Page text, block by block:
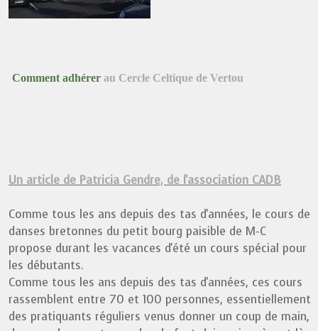
Comment adhérer au Cercle Celtique de Vertou
Un article de Patricia Gendre, de l'association CADB
Comme tous les ans depuis des tas d'années, le cours de
danses bretonnes du petit bourg paisible de M-C
propose durant les vacances d'été un cours spécial pour
les débutants.
Comme tous les ans depuis des tas d'années, ces cours
rassemblent entre 70 et 100 personnes, essentiellement
des pratiquants réguliers venus donner un coup de main,